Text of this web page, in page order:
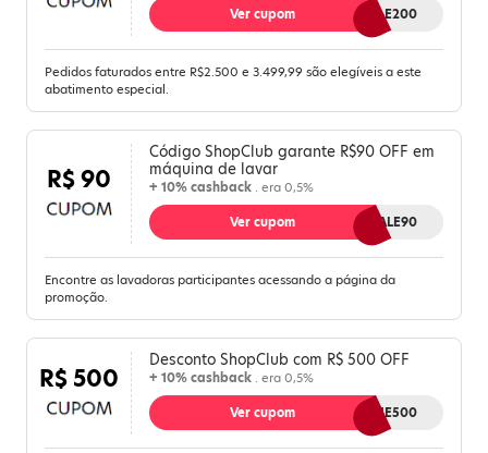
VALE200
Ver cupom
Pedidos faturados entre R$2.500 e 3.499,99 são elegíveis a este
abatimento especial.
R$ 90
Código ShopClub garante R$90 OFF em
máquina de lavar
+ 10% cashback . era 0,5%
VALE90
Ver cupom
Encontre as lavadoras participantes acessando a página da
promoção.
R$ 500
Desconto ShopClub com R$ 500 OFF
+ 10% cashback . era 0,5%
GANHE500
Ver cupom